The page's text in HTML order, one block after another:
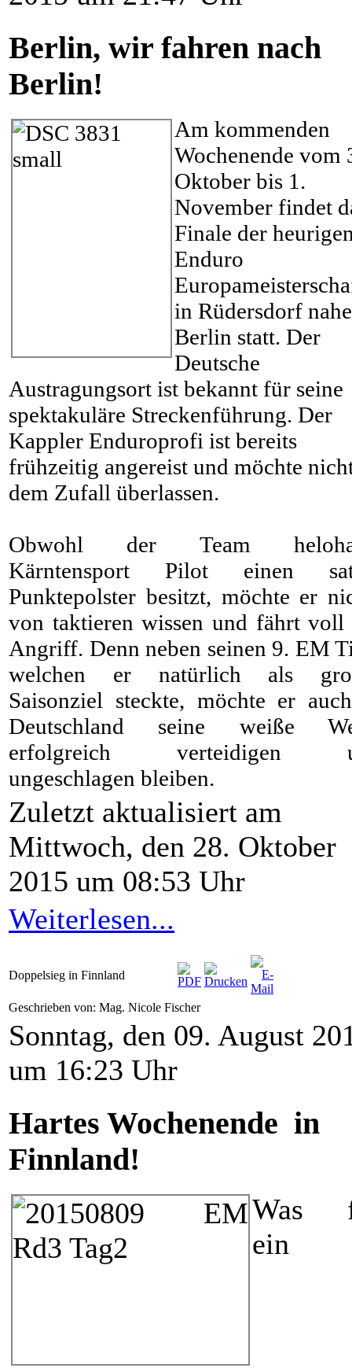
Berlin, wir fahren nach
Berlin!
Am kommenden
Wochenende vom
Oktober bis 1.
November findet
Finale der
Enduro
in Rüdersdorf nahe
Berlin statt. Der
Deutsche
Austragungsort ist bekannt für seine
spektakuläre Streckenführung. Der
Kappler Enduroprofi ist bereits
frühzeitig angereist und möchte
dem Zufall überlassen.
Obwohl der Team
Kärntensport Pilot einen
Punktepolster besitzt, möchte er
von taktieren wissen und fährt voll
Angriff. Denn neben seinen 9. EM
welchen er natürlich als
Saisonziel steckte, möchte er
Deutschland seine weiße
erfolgreich verteidigen
ungeschlagen bleiben.
Zuletzt aktualisiert am
Mittwoch, den 28. Oktober
2015 um 08:53 Uhr
Weiterlesen...
Doppelsieg in Finnland
Geschrieben von: Mag. Nicole Fischer
Sonntag, den 09. August
um 16:23 Uhr
Hartes Wochenende in
Finnland!
Was
ein